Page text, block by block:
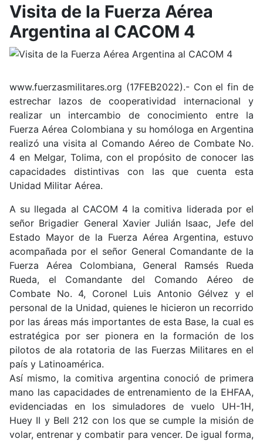
Visita de la Fuerza Aérea
Argentina al CACOM 4
www.fuerzasmilitares.org (17FEB2022).- Con el fin de
estrechar lazos de cooperatividad internacional y
realizar un intercambio de conocimiento entre la
Fuerza Aérea Colombiana y su homóloga en Argentina
realizó una visita al Comando Aéreo de Combate No.
4 en Melgar, Tolima, con el propósito de conocer las
capacidades distintivas con las que cuenta esta
Unidad Militar Aérea.
A su llegada al CACOM 4 la comitiva liderada por el
señor Brigadier General Xavier Julián Isaac, Jefe del
Estado Mayor de la Fuerza Aérea Argentina, estuvo
acompañada por el señor General Comandante de la
Fuerza Aérea Colombiana, General Ramsés Rueda
Rueda, el Comandante del Comando Aéreo de
Combate No. 4, Coronel Luis Antonio Gélvez y el
personal de la Unidad, quienes le hicieron un recorrido
por las áreas más importantes de esta Base, la cual es
estratégica por ser pionera en la formación de los
pilotos de ala rotatoria de las Fuerzas Militares en el
país y Latinoamérica.
Así mismo, la comitiva argentina conoció de primera
mano las capacidades de entrenamiento de la EHFAA,
evidenciadas en los simuladores de vuelo UH-1H,
Huey II y Bell 212 con los que se cumple la misión de
volar, entrenar y combatir para vencer. De igual forma,